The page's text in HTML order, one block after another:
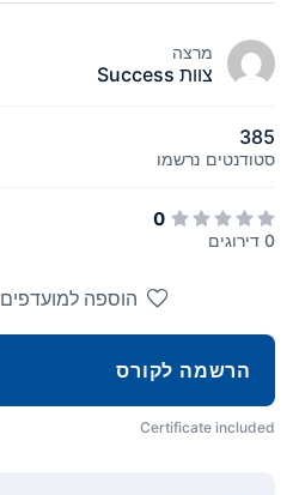
מרצה
צוות Success
385
סטודנטים נרשמו
0
0 דירוגים
הוספה למועדפים
הרשמה לקורס
Certificate included